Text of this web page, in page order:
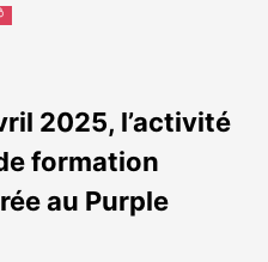
2025, l’activité
formation
au Purple